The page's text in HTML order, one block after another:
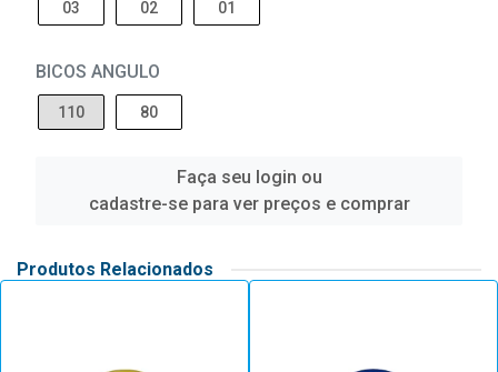
03 02 01
BICOS ANGULO
110 80
Faça seu login ou
cadastre-se para ver preços e comprar
Produtos Relacionados